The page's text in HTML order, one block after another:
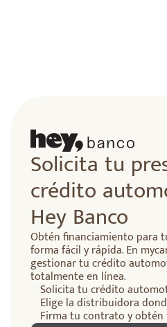
Solicita tu
crédito
Hey Banco
Obtén financiamiento para
forma fácil y rápida. En
gestionar tu crédito
totalmente en línea.
Solicita tu crédito
Elige la distribuidora
Firma tu contrato y